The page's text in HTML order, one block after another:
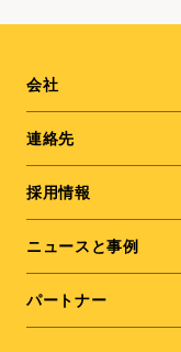
Footer
menu
会社
連絡先
採用情報
ニュースと事例
パートナー